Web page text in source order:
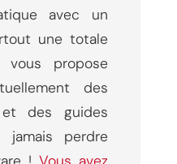
avec un
une totale
vous propose
des
des guides
perdre